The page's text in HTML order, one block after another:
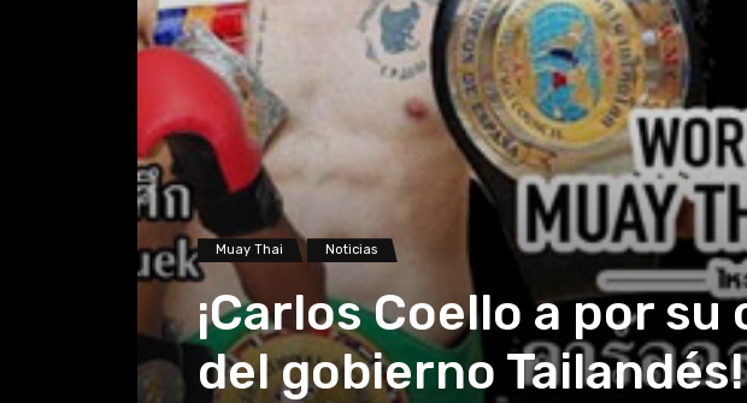
Muay Thai Noticias
¡Carlos Coello a por
del gobierno Tailandés!